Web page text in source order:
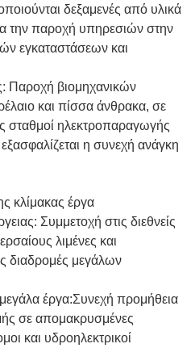
δεξαμενές από υλικά
την παροχή υπηρεσιών στην
εγκαταστάσεων και
Παροχή βιομηχανικών
και πίσσα άνθρακα, σε
σταθμοί ηλεκτροπαραγωγής
η συνεχή ανάγκη
κλίμακας έργα
Συμμετοχή στις διεθνείς
λιμένες και
διαδρομές μεγάλων
έργα:Συνεχή προμήθεια
σε απομακρυσμένες
και υδροηλεκτρικοί